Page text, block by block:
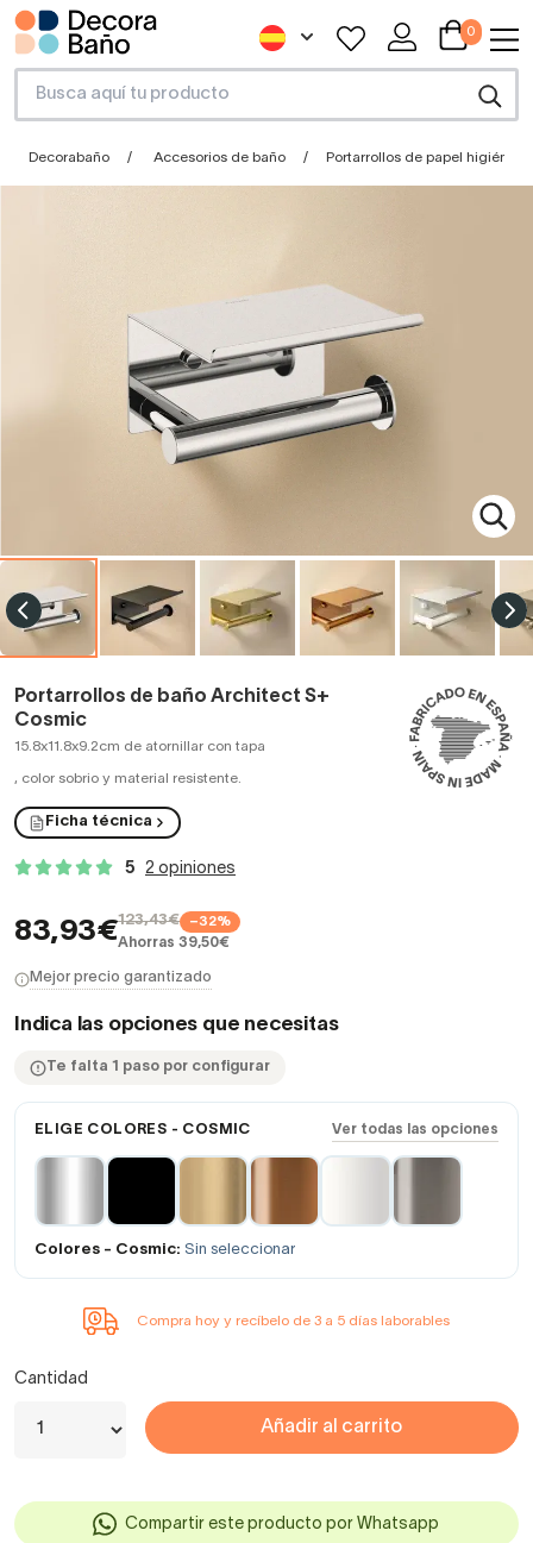
0
Decorabaño Accesorios de baño Portarrollos de papel higiénico
Portarrollos de baño Architect S+
Cosmic
15.8x11.8x9.2cm de atornillar con tapa
, color sobrio y material resistente.
Ficha técnica
5 2 opiniones
83,93€123,43€ −32%
Ahorras 39,50€
Mejor precio garantizado
Indica las opciones que necesitas
Te falta 1 paso por configurar
ELIGE COLORES - COSMIC Ver todas las opciones
Colores - Cosmic: Sin seleccionar
Compra hoy y recíbelo de 3 a 5 días laborables
Cantidad
Añadir al carrito
Compartir este producto por Whatsapp